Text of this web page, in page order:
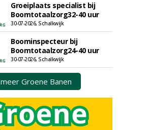
Groeiplaats specialist bij
Boomtotaalzorg32-40 uur
30-07-2026, Schalkwijk
Boominspecteur bij
Boomtotaalzorg24-40 uur
30-07-2026, Schalkwijk
meer Groene Banen